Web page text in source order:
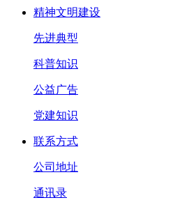
精神文明建设
先进典型
科普知识
公益广告
党建知识
联系方式
公司地址
通讯录